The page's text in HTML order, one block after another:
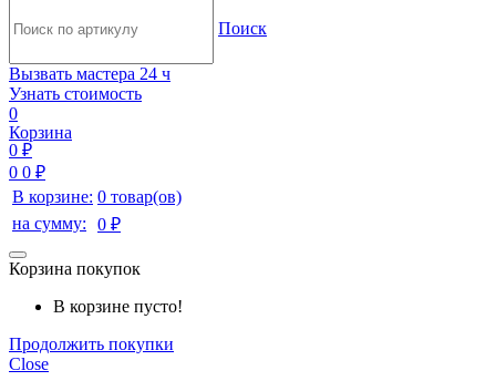
Поиск
Вызвать мастера 24 ч
Узнать стоимость
0
Корзина
0 ₽
0 0 ₽
В корзине: 0 товар(ов)
на сумму:
0 ₽
Корзина покупок
В корзине пусто!
Продолжить покупки
Close